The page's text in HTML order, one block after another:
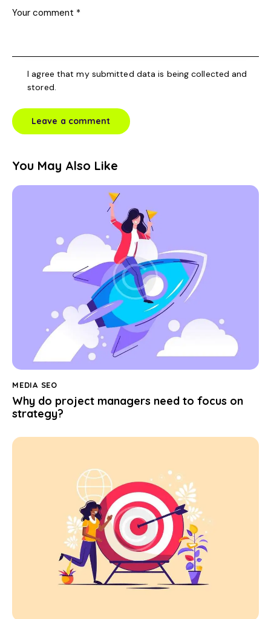
I agree that my submitted data is being collected and
stored.
You May Also Like
MEDIA SEO
Why do project managers need to focus on
strategy?